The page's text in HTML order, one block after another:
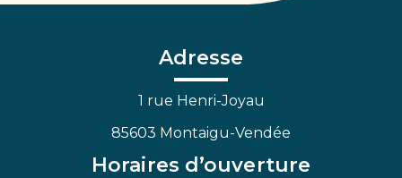
Facebook
Adresse
1 rue Henri-Joyau
85603 Montaigu-Vendée
Horaires d’ouverture